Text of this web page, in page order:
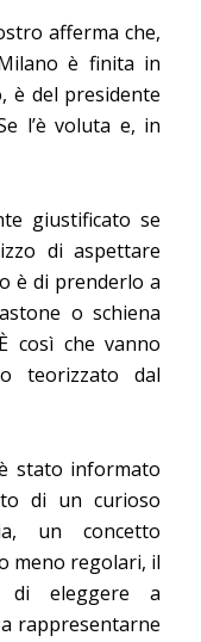
afferma che,
è finita in
è del presidente
l’è voluta e, in
giustificato se
di aspettare
è di prenderlo a
o schiena
così che vanno
teorizzato dal
stato informato
di un curioso
un concetto
meno regolari, il
eleggere a
rappresentarne